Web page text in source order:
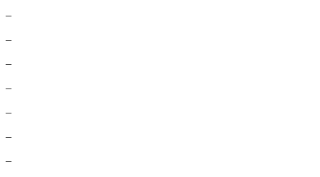
–
–
–
–
–
–
–